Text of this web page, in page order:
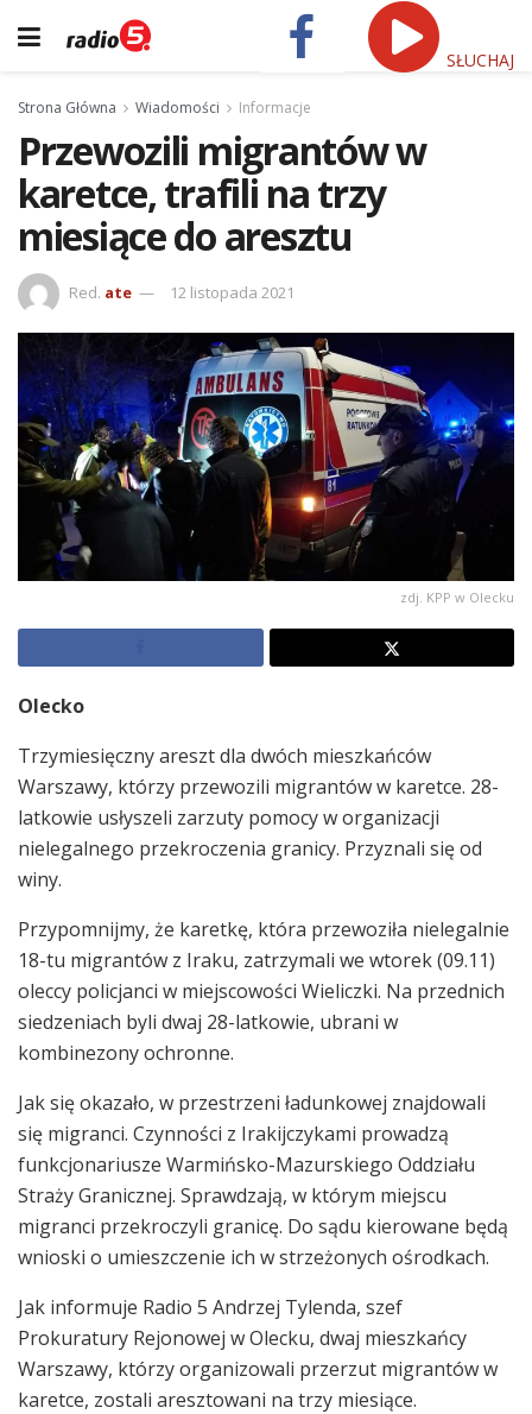
SŁUCHAJ
Strona Główna Wiadomości Informacje
Przewozili migrantów w
karetce, trafili na trzy
miesiące do aresztu
Red. ate 12 listopada 2021
zdj. KPP w Olecku
Olecko
Trzymiesięczny areszt dla dwóch mieszkańców
Warszawy, którzy przewozili migrantów w karetce. 28-
latkowie usłyszeli zarzuty pomocy w organizacji
nielegalnego przekroczenia granicy. Przyznali się od
winy.
Przypomnijmy, że karetkę, która przewoziła nielegalnie
18-tu migrantów z Iraku, zatrzymali we wtorek (09.11)
oleccy policjanci w miejscowości Wieliczki. Na przednich
siedzeniach byli dwaj 28-latkowie, ubrani w
kombinezony ochronne.
Jak się okazało, w przestrzeni ładunkowej znajdowali
się migranci. Czynności z Irakijczykami prowadzą
funkcjonariusze Warmińsko-Mazurskiego Oddziału
Straży Granicznej. Sprawdzają, w którym miejscu
migranci przekroczyli granicę. Do sądu kierowane będą
wnioski o umieszczenie ich w strzeżonych ośrodkach.
Jak informuje Radio 5 Andrzej Tylenda, szef
Prokuratury Rejonowej w Olecku, dwaj mieszkańcy
Warszawy, którzy organizowali przerzut migrantów w
karetce, zostali aresztowani na trzy miesiące.